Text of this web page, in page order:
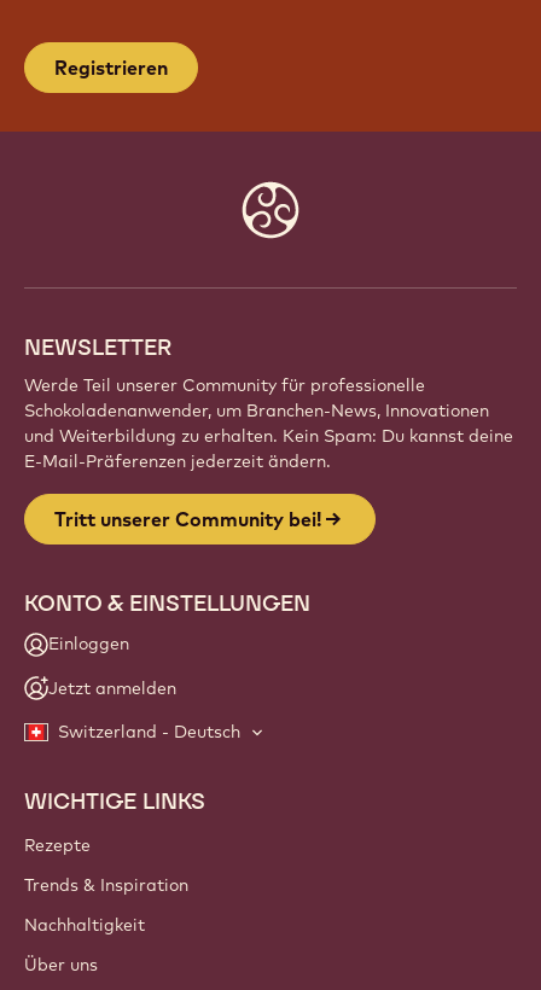
Registrieren
NEWSLETTER
Werde Teil unserer Community für professionelle
Schokoladenanwender, um Branchen-News, Innovationen
und Weiterbildung zu erhalten. Kein Spam: Du kannst deine
E-Mail-Präferenzen jederzeit ändern.
Tritt unserer Community bei!
KONTO & EINSTELLUNGEN
Einloggen
Jetzt anmelden
Switzerland - Deutsch
Footer
Callebaut
WICHTIGE LINKS
Rezepte
Trends & Inspiration
Nachhaltigkeit
Über uns